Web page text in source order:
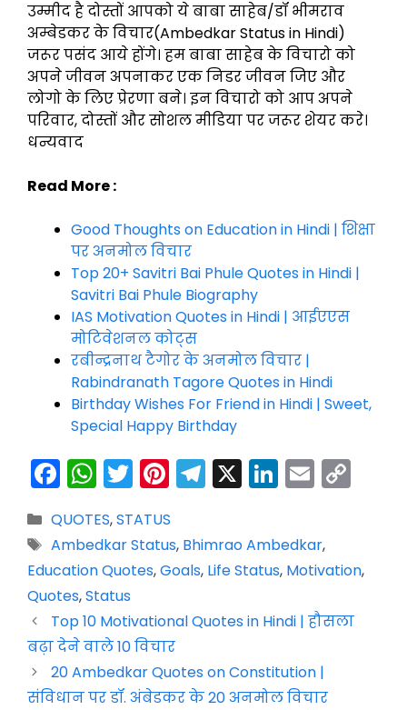
उम्मीद है दोस्तों आपको ये बाबा साहेब/डॉ भीमराव
अम्बेडकर के विचार(Ambedkar Status in Hindi)
जरूर पसंद आये होंगे। हम बाबा साहेब के विचारो को
अपने जीवन अपनाकर एक निडर जीवन जिए और
लोगो के लिए प्रेरणा बने। इन विचारो को आप अपने
परिवार, दोस्तों और सोशल मीडिया पर जरूर शेयर करे।
धन्यवाद
Read More :
Good Thoughts on Education in Hindi | शिक्षा
पर अनमोल विचार
Top 20+ Savitri Bai Phule Quotes in Hindi |
Savitri Bai Phule Biography
IAS Motivation Quotes in Hindi | आईएएस
मोटिवेशनल कोट्स
रबीन्द्रनाथ टैगोर के अनमोल विचार |
Rabindranath Tagore Quotes in Hindi
Birthday Wishes For Friend in Hindi | Sweet,
Special Happy Birthday
F
c
e
b
o
o
k
W
a
ts
A
p
p
T
itt
er
Pi
er
e
T
e
gr
m
X Li
k
e
dI
n
E
ai
l y
Li
n
Categories
QUOTES,STATUS
Tags
Ambedkar Status, Bhimrao Ambedkar,
Education Quotes,Goals, Life Status, Motivation,
Quotes,Status
Top 10 Motivational Quotes in Hindi | हौसला
बढ़ा देने वाले 10 विचार
20 Ambedkar Quotes on Constitution |
संविधान पर डॉ. अंबेडकर के 20 अनमोल विचार